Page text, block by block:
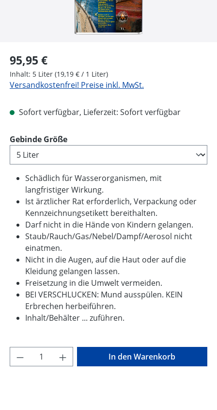
Regulärer Preis:
95,95 €
Inhalt: 5 Liter (19,19 € / 1 Liter)
Versandkostenfrei! Preise inkl. MwSt.
Sofort verfügbar, Lieferzeit: Sofort verfügbar
Gebinde Größeauswählen
Schädlich für Wasserorganismen, mit
langfristiger Wirkung.
Ist ärztlicher Rat erforderlich, Verpackung oder
Kennzeichnungsetikett bereithalten.
Darf nicht in die Hände von Kindern gelangen.
Staub/Rauch/Gas/Nebel/Dampf/Aerosol nicht
einatmen.
Nicht in die Augen, auf die Haut oder auf die
Kleidung gelangen lassen.
Freisetzung in die Umwelt vermeiden.
BEI VERSCHLUCKEN: Mund ausspülen. KEIN
Erbrechen herbeiführen.
Inhalt/Behälter ... zuführen.
Produkt Anzahl: Gib den gewünschten
In den Warenkorb